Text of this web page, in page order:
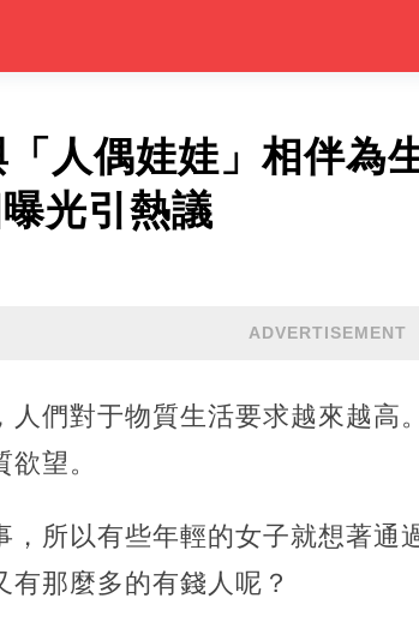
人偶娃娃」相伴為
光引熱議
ADVERTISEMENT
人們對于物質生活要求越來越高
望。
，所以有些年輕的女子就想著通
有那麼多的有錢人呢？